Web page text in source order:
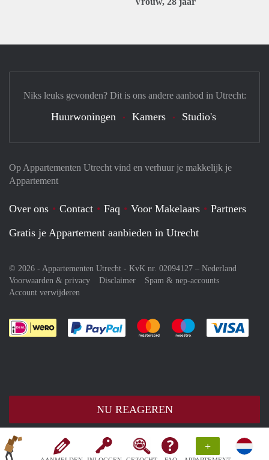
+
NU REAGEREN
Op Appartementen Utrecht vind en verhuur je makkelijk je
Appartement
Over ons Contact Faq Voor Makelaars
Partners
Gratis je Appartement aanbieden in Utrecht
© 2026 - Appartementen Utrecht - KvK nr. 02094127 – Nederland
Voorwaarden & privacy
Disclaimer
Spam & nep-accounts
Account verwijderen
Je rekent gemakkelijk af met Paypal
Je rekent gemakkelijk af met
Je rekent
Niks leuks gevonden? Dit is ons andere aanbod in Utrecht:
Huurwoningen Kamers Studio's